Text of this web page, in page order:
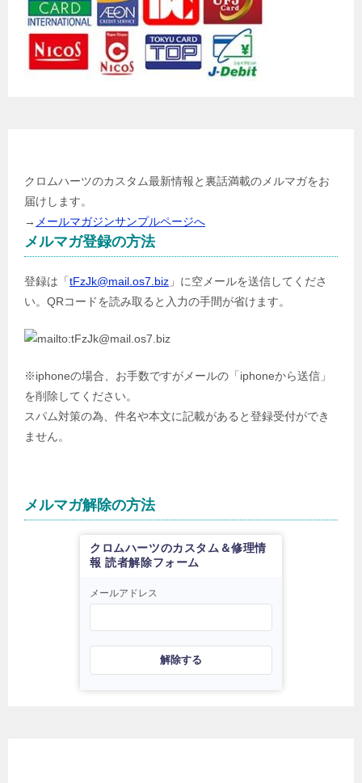
クロムハーツのカスタム最新情報と裏話満載のメルマガをお
届けします。
→ メールマガジンサンプルページへ
メルマガ登録の方法
登録は「 tFzJk@mail.os7.biz 」に空メールを送信してくださ
い。QRコードを読み取ると入力の手間が省けます。
※iphoneの場合、お手数ですがメールの「iphoneから送信」
を削除してください。
スパム対策の為、件名や本文に記載があると登録受付ができ
ません。
メルマガ解除の方法
クロムハーツのカスタム＆修理情
報 読者解除フォーム
メールアドレス
解除する